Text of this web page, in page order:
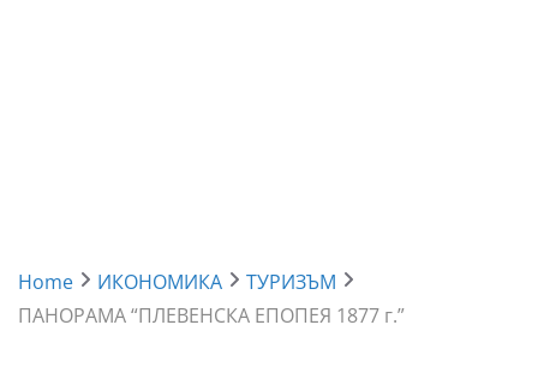
Home ИКОНОМИКА
ТУРИЗЪМ
ПАНОРАМА “ПЛЕВЕНСКА ЕПОПЕЯ 1877 г.”